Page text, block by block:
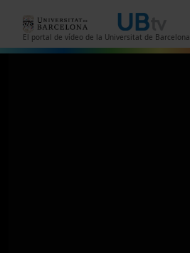
El portal de vídeo de la Universitat de Barcelona